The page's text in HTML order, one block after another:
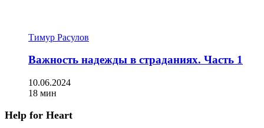
Тимур Расулов
Важность надежды в страданиях. Часть 1
10.06.2024
18 мин
Help for Heart